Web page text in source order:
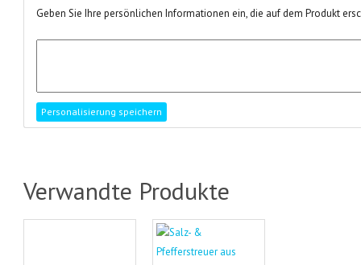
Geben Sie Ihre persönlichen Informationen ein, die auf dem Produkt
Verwandte Produkte